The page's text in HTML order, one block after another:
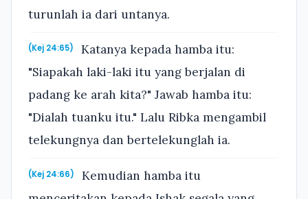
turunlah ia dari untanya.
(Kej 24:65)
Katanya kepada hamba itu:
"Siapakah laki-laki itu yang berjalan di
padang ke arah kita?" Jawab hamba itu:
"Dialah tuanku itu." Lalu Ribka mengambil
telekungnya dan bertelekunglah ia.
(Kej 24:66)
Kemudian hamba itu